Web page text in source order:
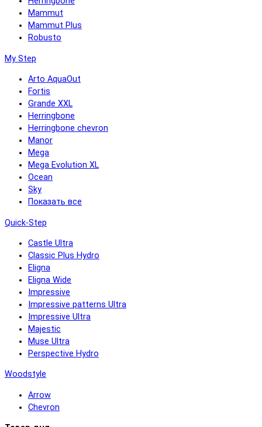
Mammut
Mammut Plus
Robusto
My Step
Arto AquaOut
Fortis
Grande XXL
Herringbone
Herringbone chevron
Manor
Mega
Mega Evolution XL
Ocean
Sky
Показать все
Quick-Step
Castle Ultra
Classic Plus Hydro
Eligna
Eligna Wide
Impressive
Impressive patterns Ultra
Impressive Ultra
Majestic
Muse Ultra
Perspective Hydro
Woodstyle
Arrow
Chevron